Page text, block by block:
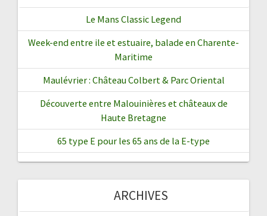
Le Mans Classic Legend
Week-end entre ile et estuaire, balade en Charente-
Maritime
Maulévrier : Château Colbert & Parc Oriental
Découverte entre Malouinières et châteaux de
Haute Bretagne
65 type E pour les 65 ans de la E-type
ARCHIVES